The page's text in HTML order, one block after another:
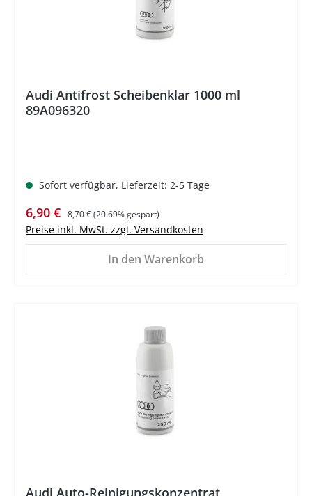
Audi Antifrost Scheibenklar 1000 ml
89A096320
Sofort verfügbar, Lieferzeit: 2-5 Tage
Verkaufspreis:
6,90 € Regulärer Preis:
8,70 €(20.69% gespart)
Preise inkl. MwSt. zzgl. Versandkosten
In den Warenkorb